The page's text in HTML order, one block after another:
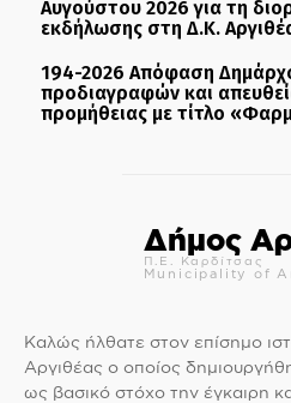
Αυγούστου 2026 για τη
εκδήλωσης στη Δ.Κ.
194-2026 Απόφαση
προδιαγραφών και
προμήθειας με τίτλο
Δήμος
Π.Ε. Καρδίτσας
Municipality of
Καλώς ήλθατε στον επίσημο
Αργιθέας ο οποίος
ως βασικό στόχο την έγκαιρη